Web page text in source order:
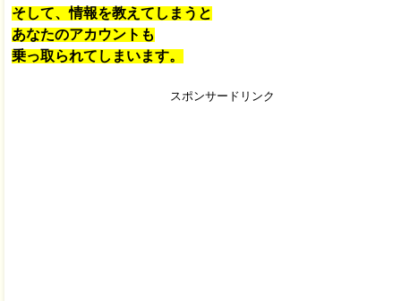
そして、情報を教えてしまうと
あなたのアカウントも
乗っ取られてしまいます。
スポンサードリンク